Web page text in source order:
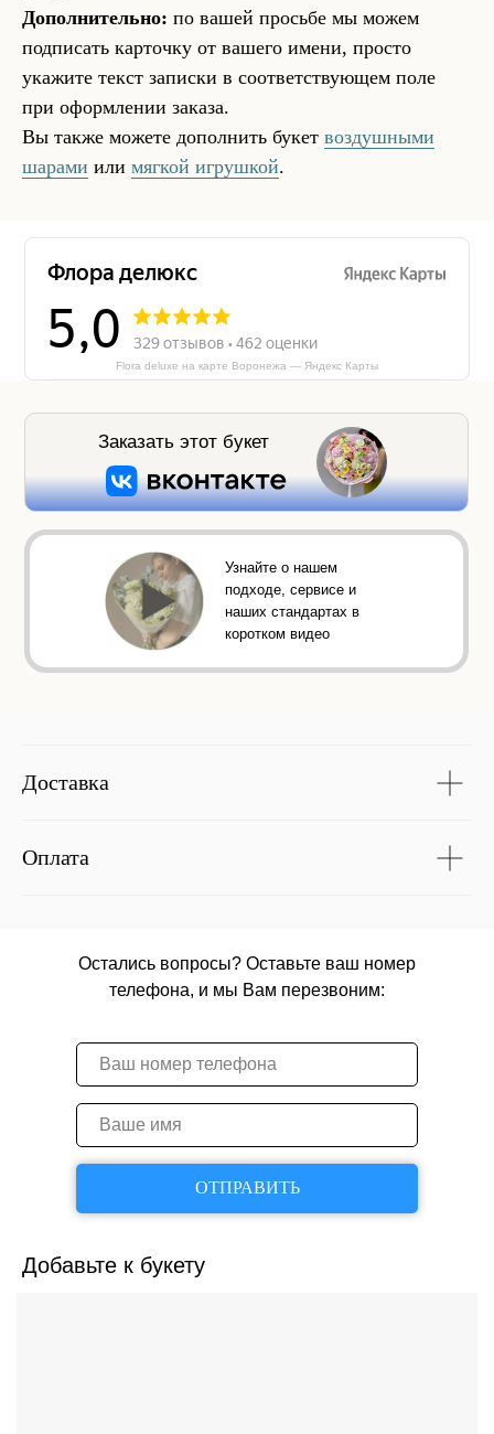
Дополнительно: по вашей просьбе мы можем
подписать карточку от вашего имени, просто
укажите текст записки в соответствующем поле
при оформлении заказа.
Вы также можете дополнить букет воздушными
шарами или мягкой игрушкой.
Flora deluxe на карте Воронежа — Яндекс Карты
Узнайте о нашем
подходе, сервисе и
наших стандартах в
коротком видео
Заказать этот букет
Доставка
Оплата
ОТПРАВИТЬ
Остались вопросы? Оставьте ваш номер
телефона, и мы Вам перезвоним:
Добавьте к букету